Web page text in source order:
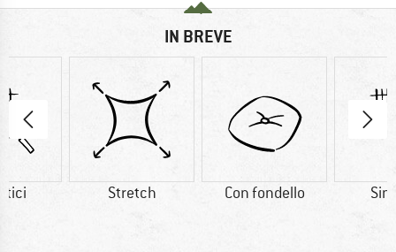
IN BREVE
Stretch Con fondello